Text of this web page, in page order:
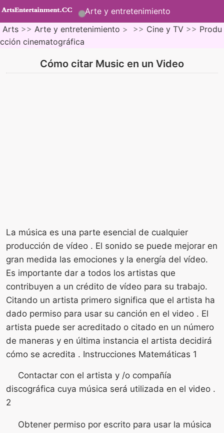
Arte y entretenimiento
Arts >> Arte y entretenimiento > >> Cine y TV >> Produ
cción cinematográfica
Cómo citar Music en un Video
La música es una parte esencial de cualquier
producción de vídeo . El sonido se puede mejorar en
gran medida las emociones y la energía del vídeo.
Es importante dar a todos los artistas que
contribuyen a un crédito de vídeo para su trabajo.
Citando un artista primero significa que el artista ha
dado permiso para usar su canción en el video . El
artista puede ser acreditado o citado en un número
de maneras y en última instancia el artista decidirá
cómo se acredita . Instrucciones Matemáticas 1
Contactar con el artista y /o compañía
discográfica cuya música será utilizada en el video .
2
Obtener permiso por escrito para usar la música